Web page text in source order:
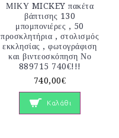
ΜΙΚΥ MICKEY πακέτα
βάπτισης 130
μπομπονιέρες , 50
προσκλητήρια , στολισμός
εκκλησίας , φωτογράφιση
και βιντεοσκόπηση Νο
889715 740€!!!
740,00€
Καλάθι